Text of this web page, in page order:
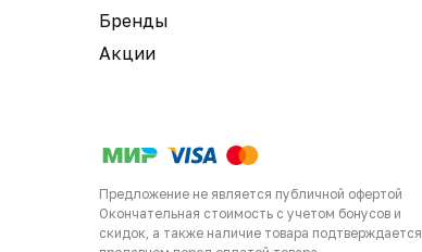
Акции
Бренды
Предложение не является публичной офертой
Окончательная стоимость с учетом бонусов и
скидок, а также наличие товара подтверждается